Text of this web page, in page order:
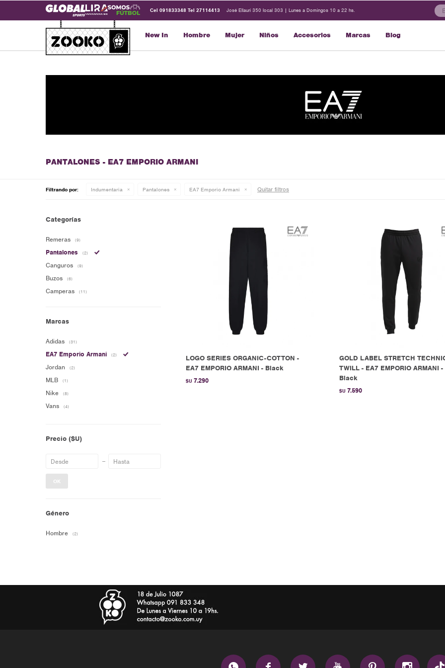
New In Hombre Mujer Niños Accesorios Marcas Blog
Cel 091833348 Tel 27114413 José Ellauri 350 local 303 | Lunes a Domingos 10 a 22 hs.
PANTALONES - EA7 EMPORIO ARMANI
Filtrando por: Indumentaria Pantalones EA7 Emporio Armani Quitar filtros
LOGO SERIES ORGANIC-COTTON -
EA7 EMPORIO ARMANI - Black
$U 7.290
GOLD LABEL STRETCH
TWILL - EA7 EMPORIO ARMANI -
Black
$U 7.590
Categorías
Remeras (9)
Pantalones (2)
Canguros (9)
Buzos (6)
Camperas (11)
Marcas
Adidas (31)
EA7 Emporio Armani (2)
Jordan (2)
MLB (1)
Nike (8)
Vans (4)
Precio ($U)
OK
Género
Hombre (2)